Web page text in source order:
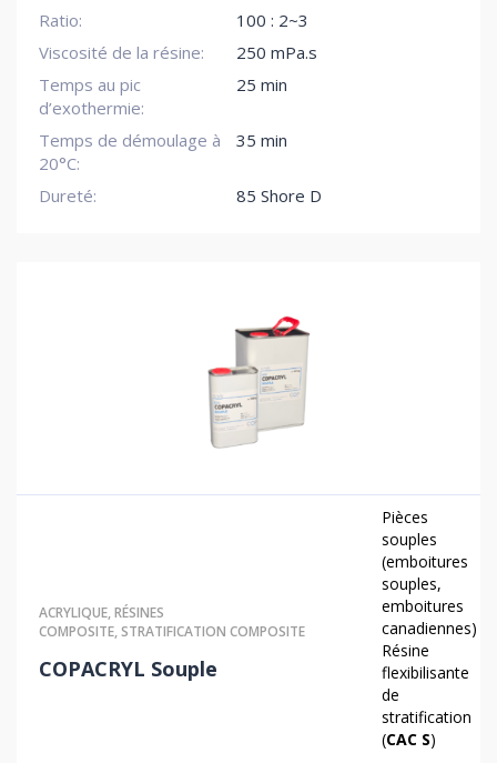
Ratio:
100 : 2~3
Viscosité de la résine:
250 mPa.s
Temps au pic
d’exothermie:
25 min
Temps de démoulage à
20°C:
35 min
Dureté: 85 Shore D
ACRYLIQUE,RÉSINES
COMPOSITE,STRATIFICATION COMPOSITE
COPACRYL Souple
Pièces
souples
(emboitures
souples,
emboitures
canadiennes)
Résine
flexibilisante
de
stratification
(CAC S)